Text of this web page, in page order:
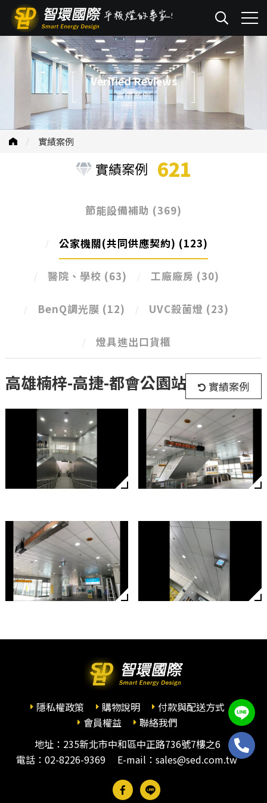
Verified Reviews
實績案例
實績案例
實績案例 621
節能設備補助 (369)
公家機關(共同供應契約) (123)
醫院、學校 (63) 工廠廠房 (30)
BenQ調光膜 (12) UVC殺菌燈 (23)
燈具進出口貨櫃
高雄楠梓-高捷-都會公園站 實績案例
隱私權政策 購物說明
付款與配送方式
會員權益
聯絡我們
地址：235新北市中和區中正路736號7樓之6
電話： 02-8226-9369 E-mail：sales@sed.com.tw